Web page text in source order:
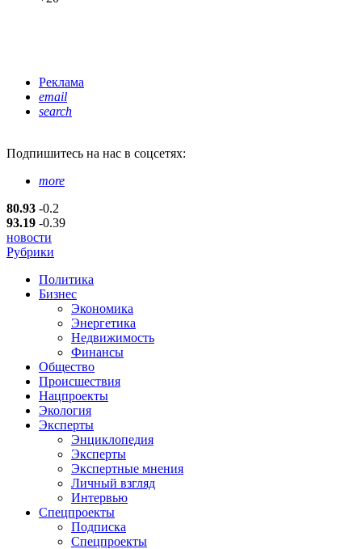
Реклама
email
search
Подпишитесь на нас в соцсетях:
more
80.93 -0.2
93.19 -0.39
новости
Рубрики
Политика
Бизнес
Экономика
Энергетика
Недвижимость
Финансы
Общество
Происшествия
Нацпроекты
Экология
Эксперты
Энциклопедия
Эксперты
Экспертные мнения
Личный взгляд
Интервью
Спецпроекты
Подписка
Спецпроекты